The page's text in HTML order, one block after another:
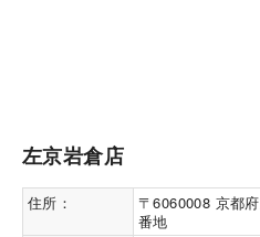
左京岩倉店
住所：
〒6060008 京都
番地